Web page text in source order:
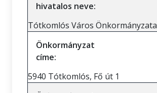
hivatalos neve:
Tótkomlós Város Önkormányzata
Önkormányzat
címe:
5940 Tótkomlós, Fő út 1